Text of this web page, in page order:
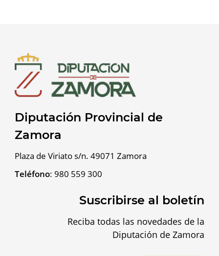
Diputación Provincial de
Zamora
Plaza de Viriato s/n. 49071 Zamora
Teléfono: 980 559 300
Suscribirse al boletín
Reciba todas las novedades de la
Diputación de Zamora